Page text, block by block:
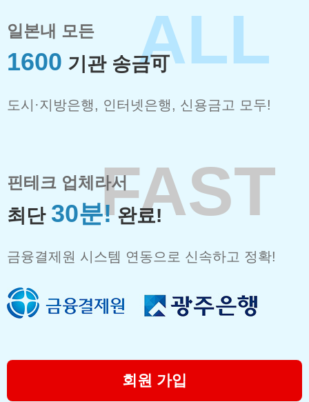
ALL
일본내 모든
1600 기관 송금可
도시·지방은행, 인터넷은행, 신용금고 모두!
FAST
핀테크 업체 라서
최단 30분!완료!
금융결제원 시스템 연동으로 신속하고 정확!
회원 가입